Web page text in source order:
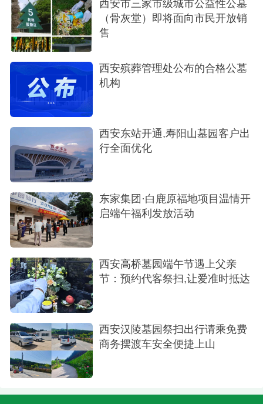
西安市三家市级城市公益性公墓
（骨灰堂）即将面向市民开放销
售
西安殡葬管理处公布的合格公墓
机构
西安东站开通,寿阳山墓园客户出
行全面优化
东家集团·白鹿原福地项目温情开
启端午福利发放活动
西安高桥墓园端午节遇上父亲
节：预约代客祭扫,让爱准时抵达
西安汉陵墓园祭扫出行请乘免费
商务摆渡车安全便捷上山